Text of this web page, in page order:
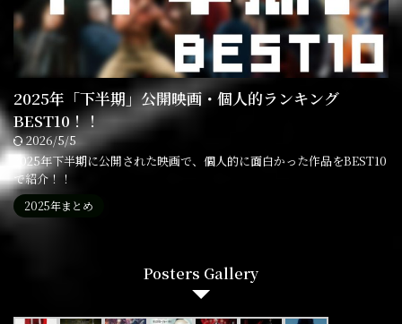
2025年「下半期」公開映画・個人的ランキング
BEST10！！
2026/5/5
2025年下半期に公開された映画で、個人的に面白かった作品をBEST10
で紹介！！
2025年まとめ
Posters Gallery